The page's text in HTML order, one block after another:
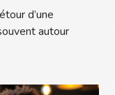
d’une
autour